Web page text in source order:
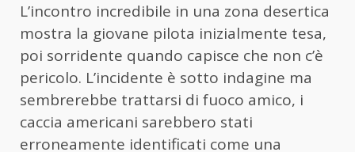
L’incontro incredibile in una zona desertica
mostra la giovane pilota inizialmente tesa,
poi sorridente quando capisce che non c’è
pericolo. L’incidente è sotto indagine ma
sembrerebbe trattarsi di fuoco amico, i
caccia americani sarebbero stati
erroneamente identificati come una